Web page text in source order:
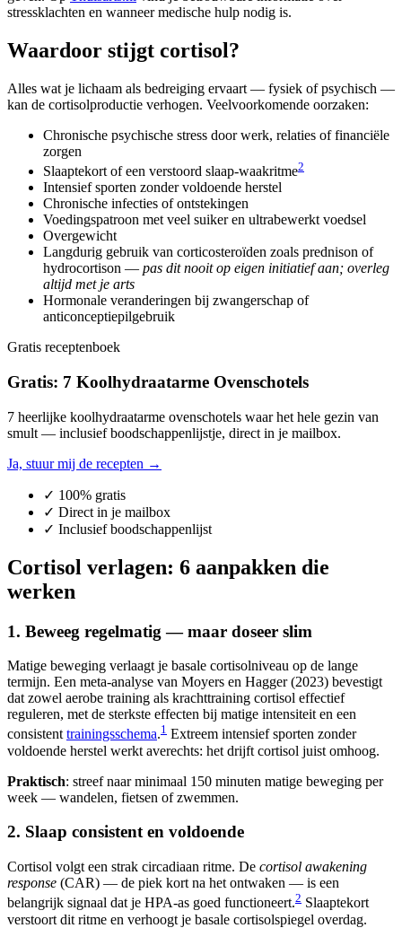
stressklachten en wanneer medische hulp nodig is.
Waardoor stijgt cortisol?
Alles wat je lichaam als bedreiging ervaart — fysiek of psychisch —
kan de cortisolproductie verhogen. Veelvoorkomende oorzaken:
Chronische psychische stress door werk, relaties of financiële
zorgen
Slaaptekort of een verstoord slaap-waakritme2
Intensief sporten zonder voldoende herstel
Chronische infecties of ontstekingen
Voedingspatroon met veel suiker en ultrabewerkt voedsel
Overgewicht
Langdurig gebruik van corticosteroïden zoals prednison of
hydrocortison — pas dit nooit op eigen initiatief aan; overleg
altijd met je arts
Hormonale veranderingen bij zwangerschap of
anticonceptiepilgebruik
Gratis receptenboek
Gratis: 7 Koolhydraatarme Ovenschotels
7 heerlijke koolhydraatarme ovenschotels waar het hele gezin van
smult — inclusief boodschappenlijstje, direct in je mailbox.
Ja, stuur mij de recepten →
✓ 100% gratis
✓ Direct in je mailbox
✓ Inclusief boodschappenlijst
Cortisol verlagen: 6 aanpakken die
werken
1. Beweeg regelmatig — maar doseer slim
Matige beweging verlaagt je basale cortisolniveau op de lange
termijn. Een meta-analyse van Moyers en Hagger (2023) bevestigt
dat zowel aerobe training als krachttraining cortisol effectief
reguleren, met de sterkste effecten bij matige intensiteit en een
consistenttrainingsschema.1 Extreem intensief sporten zonder
voldoende herstel werkt averechts: het drijft cortisol juist omhoog.
Praktisch: streef naar minimaal 150 minuten matige beweging per
week — wandelen, fietsen of zwemmen.
2. Slaap consistent en voldoende
Cortisol volgt een strak circadiaan ritme. De cortisol awakening
response (CAR) — de piek kort na het ontwaken — is een
belangrijk signaal dat je HPA-as goed functioneert.2 Slaaptekort
verstoort dit ritme en verhoogt je basale cortisolspiegel overdag.